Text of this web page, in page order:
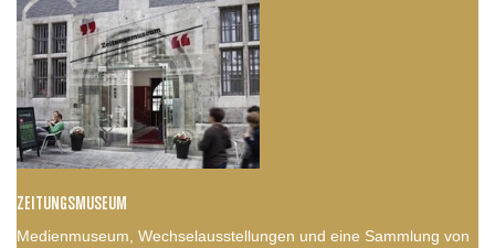
ZEITUNGSMUSEUM
Medienmuseum, Wechselausstellungen und eine Sammlung von